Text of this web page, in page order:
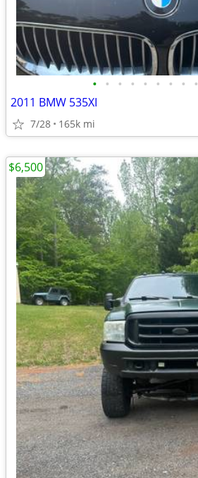
• • • • • • • • •
2011 BMW 535XI
7/28 165k mi
$6,500